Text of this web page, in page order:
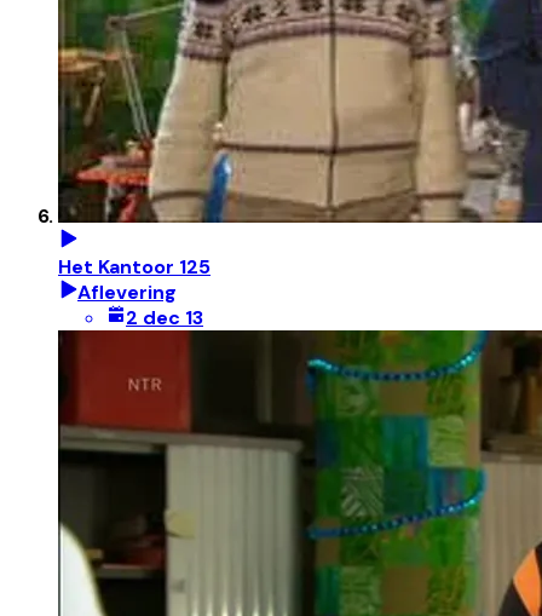
Het Kantoor 125
Aflevering
2 dec 13